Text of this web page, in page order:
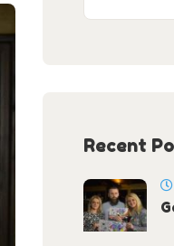
Recent